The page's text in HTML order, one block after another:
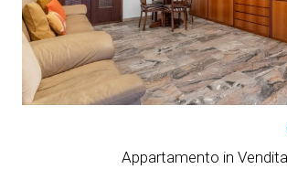
Appartamento in Vendita